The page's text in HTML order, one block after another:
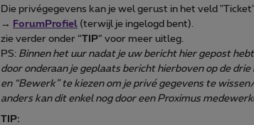
Die privégegevens kan je wel gerust in het veld
→
ForumProfiel (terwijl je ingelogd bent).
zie verder onder “TIP” voor meer uitleg.
PS: Binnen het uur nadat je uw bericht hier gepost
door onderaan je geplaats bericht hierboven op de
en “Bewerk” te kiezen om je privé gegevens te
anders kan dit enkel nog door een Proximus
TIP: